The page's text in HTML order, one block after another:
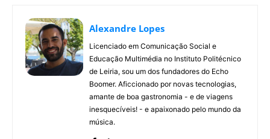
Alexandre Lopes
Licenciado em Comunicação Social e
Educação Multimédia no Instituto Politécnico
de Leiria, sou um dos fundadores do Echo
Boomer. Aficcionado por novas tecnologias,
amante de boa gastronomia - e de viagens
inesquecíveis! - e apaixonado pelo mundo da
música.